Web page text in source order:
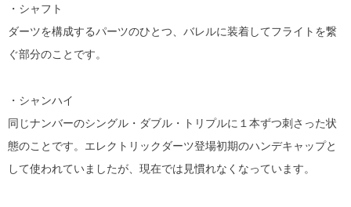
・シャフト
ダーツを構成するパーツのひとつ、バレルに装着してフライトを繋
ぐ部分のことです。
・シャンハイ
同じナンバーのシングル・ダブル・トリプルに１本ずつ刺さった状
態のことです。エレクトリックダーツ登場初期のハンデキャップと
して使われていましたが、現在では見慣れなくなっています。